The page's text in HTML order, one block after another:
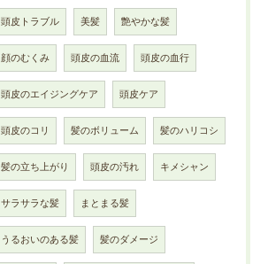
頭皮トラブル 美髪 艶やかな髪
顔のむくみ 頭皮の血流 頭皮の血行
頭皮のエイジングケア 頭皮ケア
頭皮のコリ 髪のボリューム 髪のハリコシ
髪の立ち上がり 頭皮の汚れ キメシャン
サラサラな髪 まとまる髪
うるおいのある髪 髪のダメージ